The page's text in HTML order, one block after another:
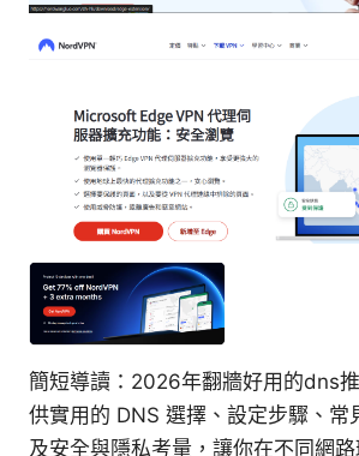
簡短導讀：2026年翻牆好用的dns
供實用的 DNS 選擇、設定步驟、常
及安全與隱私考量，讓你在不同網